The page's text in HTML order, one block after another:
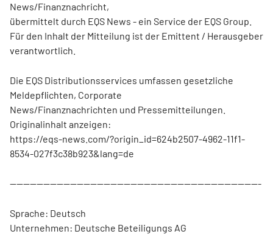
News/Finanznachricht,
übermittelt durch EQS News - ein Service der EQS Group.
Für den Inhalt der Mitteilung ist der Emittent / Herausgeber
verantwortlich.
Die EQS Distributionsservices umfassen gesetzliche
Meldepflichten, Corporate
News/Finanznachrichten und Pressemitteilungen.
Originalinhalt anzeigen:
https://eqs-news.com/?origin_id=624b2507-4962-11f1-
8534-027f3c38b923&lang=de
---------------------------------------------------------------------------
Sprache: Deutsch
Unternehmen: Deutsche Beteiligungs AG